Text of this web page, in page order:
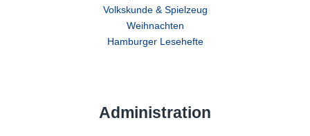
Volkskunde & Spielzeug
Weihnachten
Hamburger Lesehefte
Administration